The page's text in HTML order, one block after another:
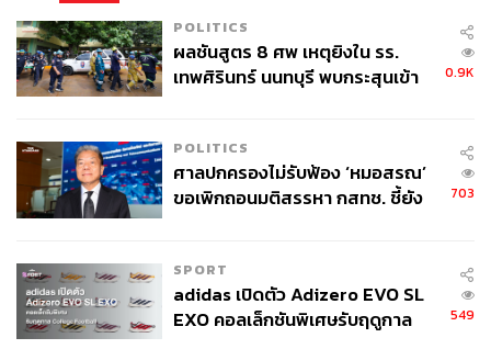
POLITICS
ผลชันสูตร 8 ศพ เหตุยิงใน รร.
เทพศิรินทร์ นนทบุรี พบกระสุนเข้า
0.9K
POLITICS
ศาลปกครองไม่รับฟ้อง ‘หมอสรณ’
ขอเพิกถอนมติสรรหา กสทช. ชี้ยัง
703
SPORT
adidas เปิดตัว Adizero EVO SL
EXO คอลเล็กชันพิเศษรับฤดูกาล
549